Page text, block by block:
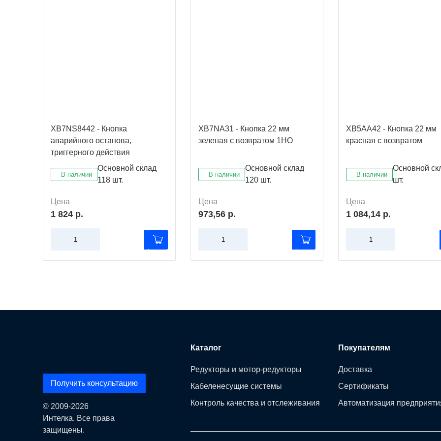
XB7NS8442 - Кнопка
аварийного останова,
триггерного действия
В наличии
Основной склад
118 шт.
Цена
1 824 р.
XB7NA31 - Кнопка 22 мм
зеленая с возвратом 1НО
В наличии
Основной склад
120 шт.
Цена
973,56 р.
XB5AA42 - Кнопка 22 мм
красная с возвратом
В наличии
Основной
шт.
Цена
1 084,14 р.
Получить консультацию
© 2009-2026
Интелка. Все права
защищены.
Каталог
Редукторы и мотор-редукторы
Кабеленесущие системы
Контроль качества и отслеживания
Покупателям
Доставка
Сертификаты
Автоматизация